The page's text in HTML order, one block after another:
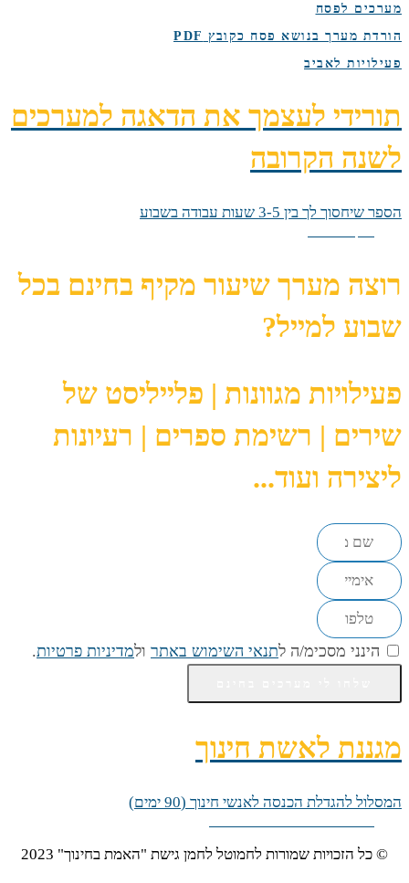
מערכים לפסח
הורדת מערך בנושא פסח כקובץ PDF
פעילויות לאביב
תורידי לעצמך את הדאגה למערכים
לשנה הקרובה
הספר שיחסוך לך בין 3-5 שעות עבודה בשבוע
רוצה מערך שיעור מקיף בחינם בכל
שבוע למייל?
פעילויות מגוונות | פלייליסט של
שירים | רשימת ספרים | רעיונות
ליצירה ועוד...
הינני מסכימ/ה לתנאי השימוש באתר ולמדיניות פרטיות.
מגננת לאשת חינוך
המסלול להגדלת הכנסה לאנשי חינוך (90 ימים)
© כל הזכויות שמורות לחמוטל לחמן גישת "האמת בחינוך" 2023